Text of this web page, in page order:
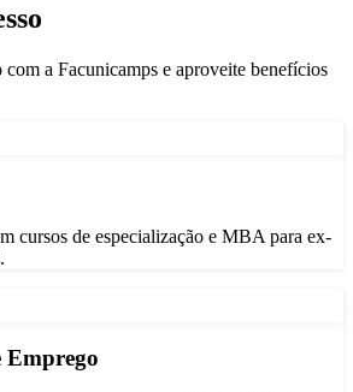
com a Facunicamps e aproveite benefícios
cursos de especialização e MBA para ex-
Emprego